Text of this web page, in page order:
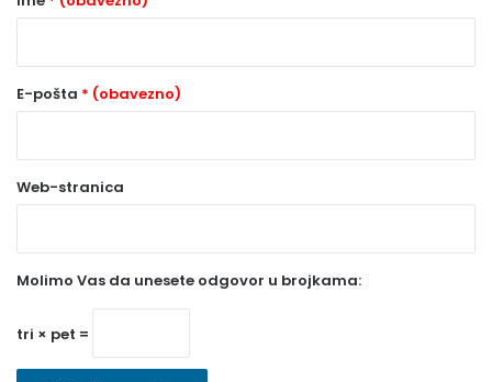
o
a
v
z
n
E-pošta * (obavezno)
Web-stranica
Molimo Vas da unesete odgovor u brojkama:
tri × pet =